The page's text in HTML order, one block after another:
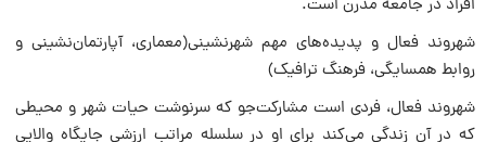
افراد در جامعه مدرن است.
شهروند فعال و پدیده‌های مهم شهرنشینی(معماری، آپارتمان‌نشینی و
روابط همسایگی، فرهنگ ترافیک)
شهروند فعال، فردی است مشارکت‌جو که سرنوشت حیات شهر و محیطی
که در آن زندگی می‌کند برای او در سلسله مراتب ارزشی جایگاه والایی